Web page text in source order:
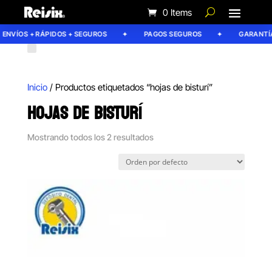
0 Items
+ RÁPIDOS + SEGUROS PAGOS SEGUROS
Inicio/ Productos etiquetados “hojas de bisturí”
HOJAS DE BISTURÍ
Mostrando todos los 2 resultados